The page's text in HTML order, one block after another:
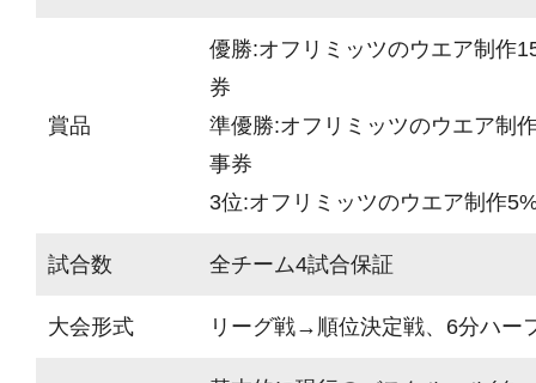
賞品
優勝:オフリミッツのウエア制作
券
準優勝:オフリミッツのウエア制
事券
3位:オフリミッツのウエア制作
試合数 全チーム4試合保証
大会形式 リーグ戦→順位決定戦、6分ハー